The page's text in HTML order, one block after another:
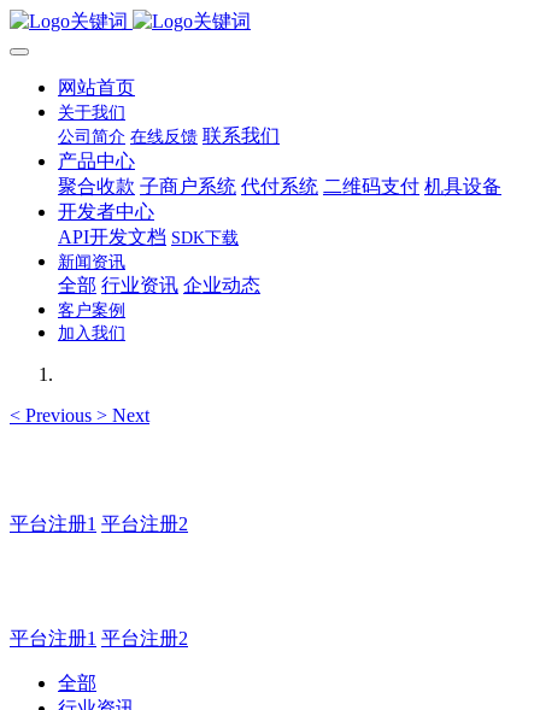
网站首页
关于我们
公司简介 在线反馈 联系我们
产品中心
聚合收款 子商户系统 代付系统 二维码支付 机具设备
开发者中心
API开发文档 SDK下载
新闻资讯
全部 行业资讯 企业动态
客户案例
加入我们
< Previous > Next
平台注册1 平台注册2
平台注册1 平台注册2
全部